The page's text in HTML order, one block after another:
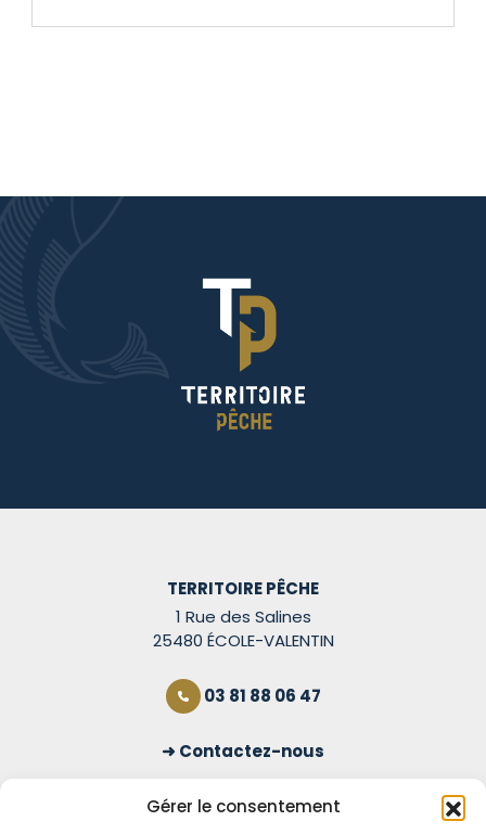
Gérer le consentement
TERRITOIRE PÊCHE
1 Rue des Salines
25480 ÉCOLE-VALENTIN
03 81 88 06 47
Contactez-nous
S'inscrire à la newsletter